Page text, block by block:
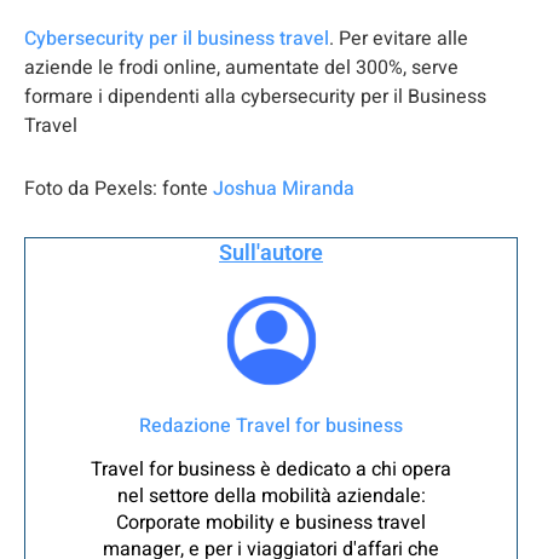
Cybersecurity per il business travel. Per evitare alle
aziende le frodi online, aumentate del 300%, serve
formare i dipendenti alla cybersecurity per il Business
Travel
Foto da Pexels: fonte Joshua Miranda
Sull'autore
Redazione Travel for business
Travel for business è dedicato a chi opera
nel settore della mobilità aziendale:
Corporate mobility e business travel
manager, e per i viaggiatori d'affari che